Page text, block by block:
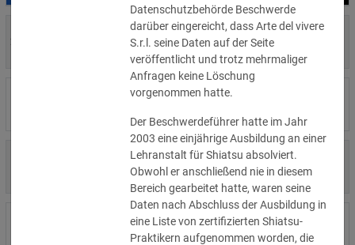
29.07.2026
700 €
»Details
Privatperson
1.715.600 €
6.358 €
»Details
Privatperson
8.500 €
»Details
Wirtschaftsprüfungsgesellschaft
Datenschutzbehörde Beschwerde
darüber eingereicht, dass Arte del vivere
S.r.l. seine Daten auf der Seite
veröffentlicht und trotz mehrmaliger
Anfragen keine Löschung
vorgenommen hatte.
Der Beschwerdeführer hatte im Jahr
2003 eine einjährige Ausbildung an einer
Lehranstalt für Shiatsu absolviert.
Obwohl er anschließend nie in diesem
Bereich gearbeitet hatte, waren seine
Daten nach Abschluss der Ausbildung in
eine Liste von zertifizierten Shiatsu-
Praktikern aufgenommen worden, die